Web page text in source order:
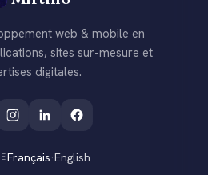
web & mobile en
sites sur-mesure et
digitales.
Français·English